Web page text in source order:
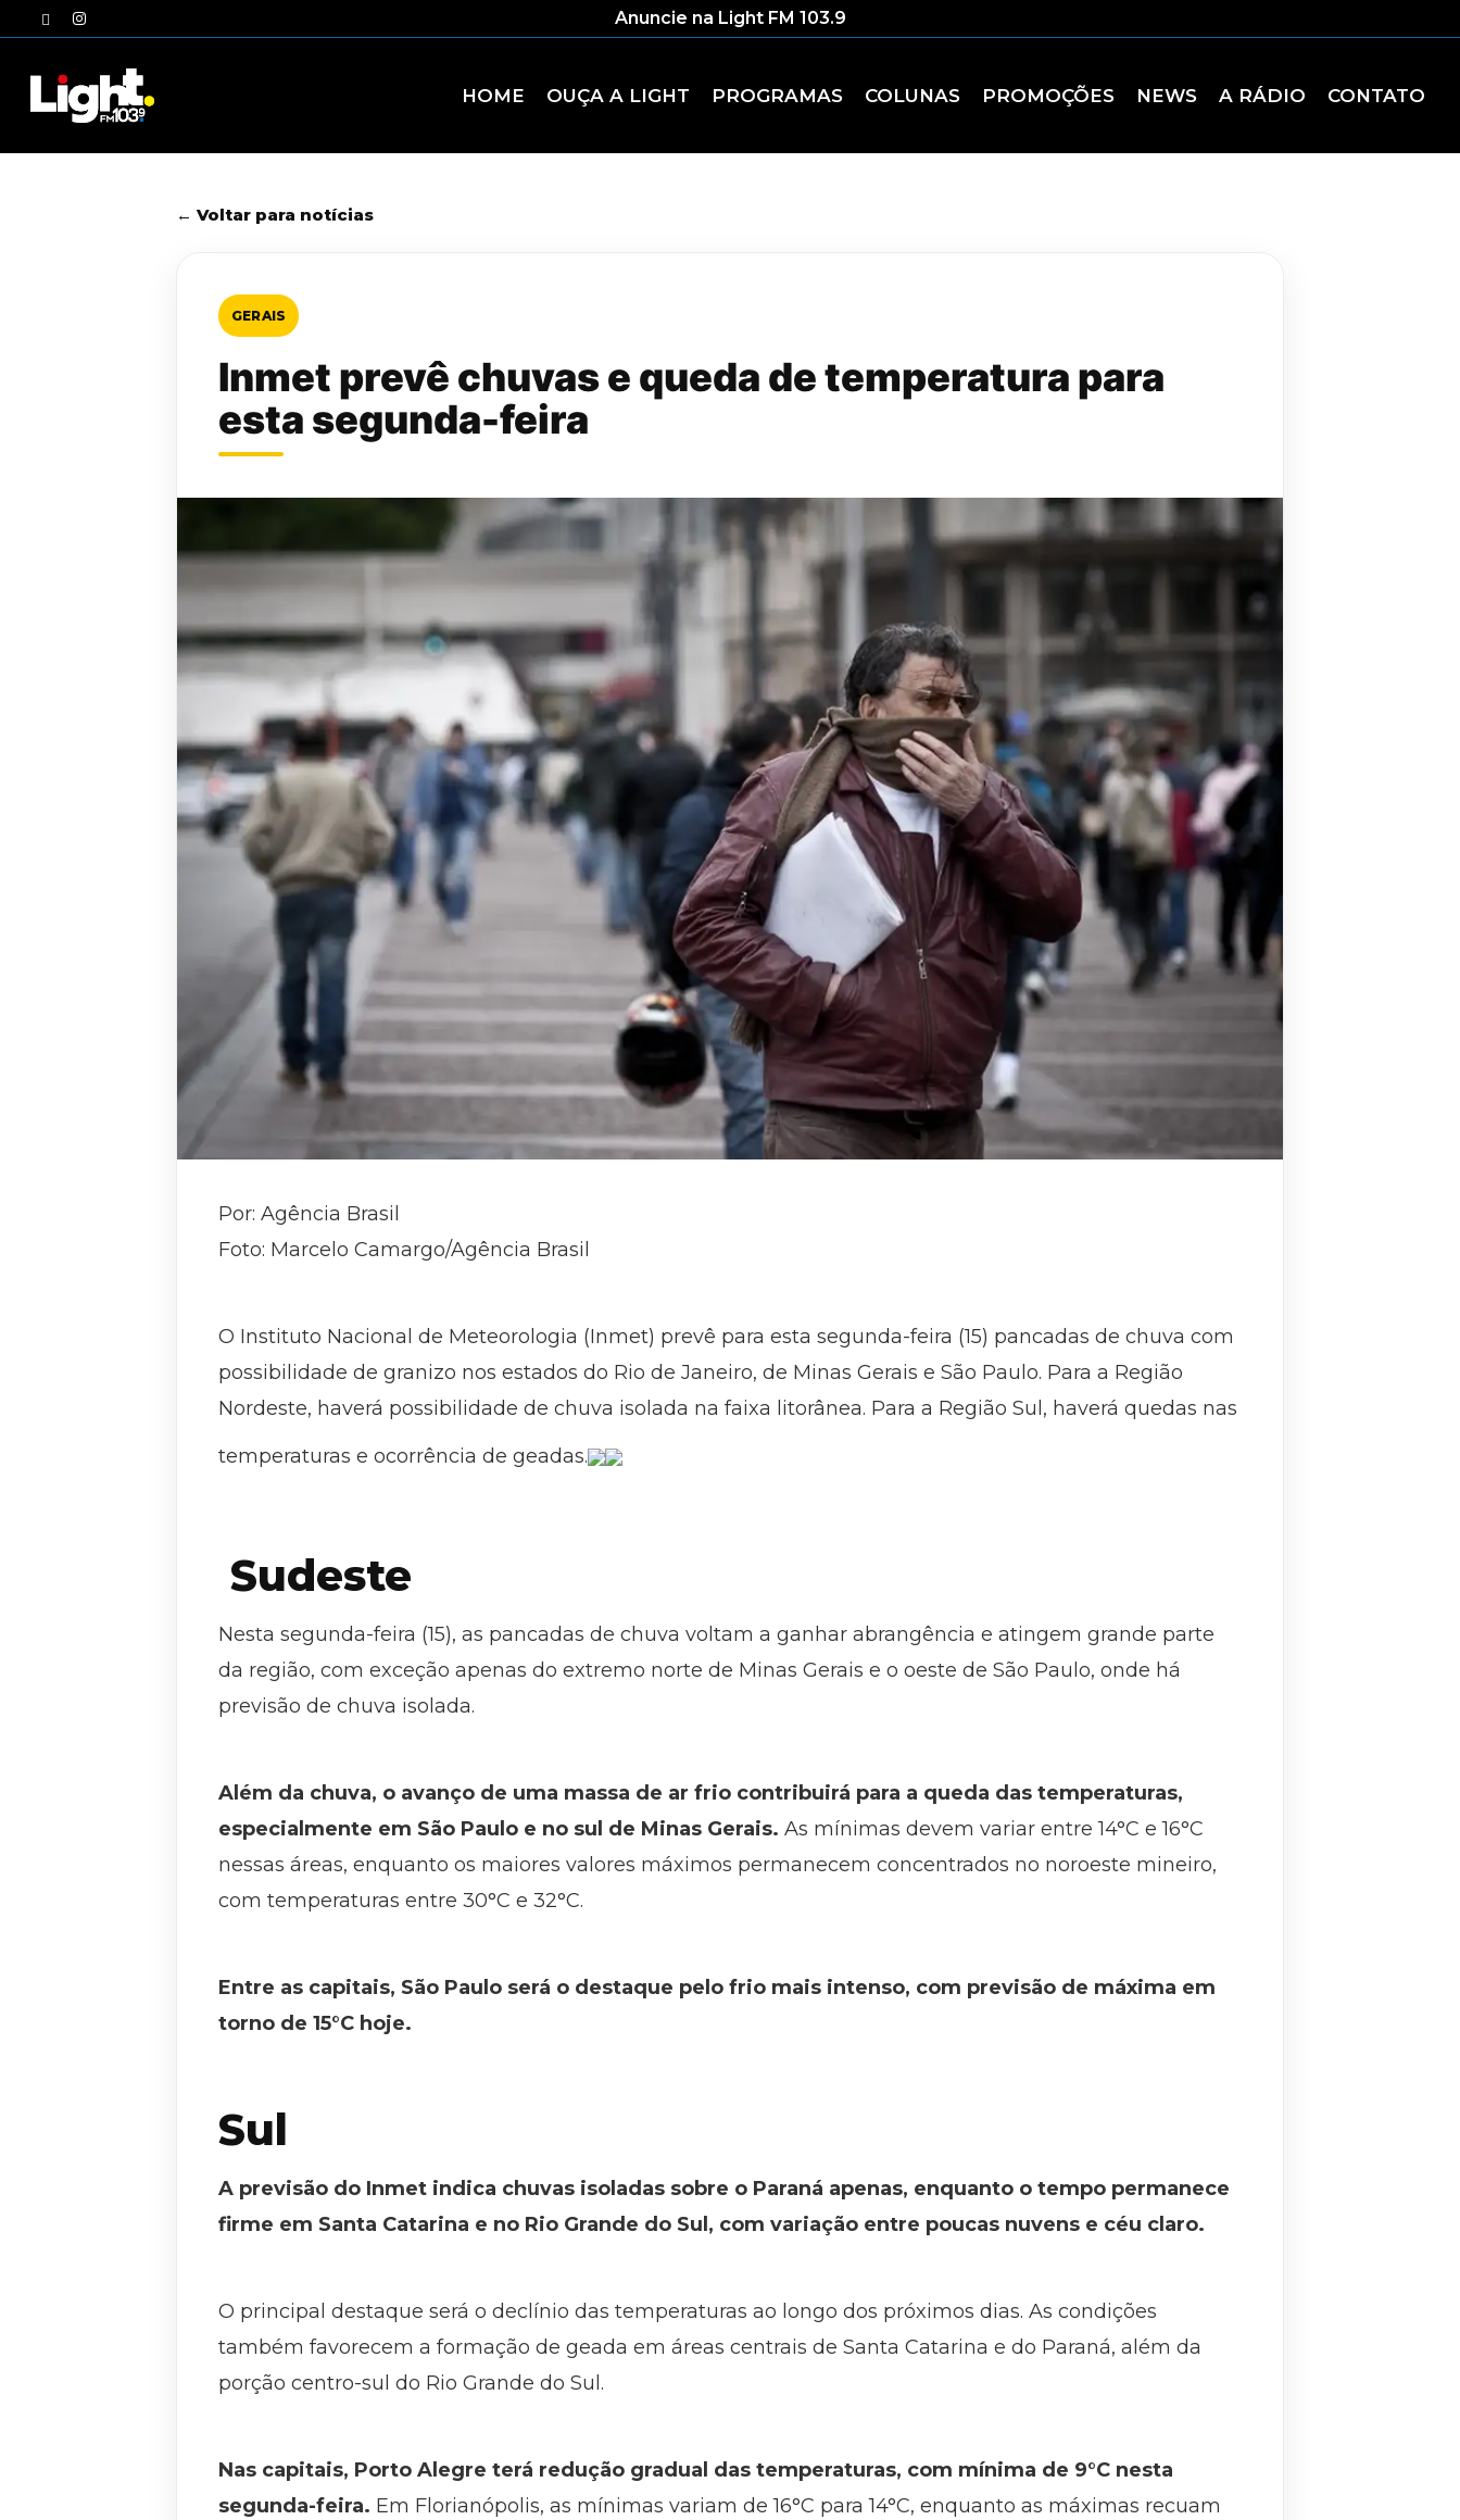
to
twitterinstagram Anuncie na Light FM 103.9
HOME OUÇA A LIGHT PROGRAMAS COLUNAS PROMOÇÕES NEWS A RÁDIO CONTATO
← Voltar para notícias
GERAIS
Inmet prevê chuvas e queda de temperatura para
esta segunda-feira
Por: Agência Brasil
Foto: Marcelo Camargo/Agência Brasil
O Instituto Nacional de Meteorologia (Inmet) prevê para esta segunda-feira (15) pancadas de chuva com
possibilidade de granizo nos estados do Rio de Janeiro, de Minas Gerais e São Paulo. Para a Região
Nordeste, haverá possibilidade de chuva isolada na faixa litorânea. Para a Região Sul, haverá quedas nas
temperaturas e ocorrência de geadas.
Sudeste
Nesta segunda-feira (15), as pancadas de chuva voltam a ganhar abrangência e atingem grande parte
da região, com exceção apenas do extremo norte de Minas Gerais e o oeste de São Paulo, onde há
previsão de chuva isolada.
Além da chuva, o avanço de uma massa de ar frio contribuirá para a queda das temperaturas,
especialmente em São Paulo e no sul de Minas Gerais. As mínimas devem variar entre 14°C e 16°C
nessas áreas, enquanto os maiores valores máximos permanecem concentrados no noroeste mineiro,
com temperaturas entre 30°C e 32°C.
Entre as capitais, São Paulo será o destaque pelo frio mais intenso, com previsão de máxima em
torno de 15°C hoje.
Sul
A previsão do Inmet indica chuvas isoladas sobre o Paraná apenas, enquanto o tempo permanece
firme em Santa Catarina e no Rio Grande do Sul, com variação entre poucas nuvens e céu claro.
O principal destaque será o declínio das temperaturas ao longo dos próximos dias. As condições
também favorecem a formação de geada em áreas centrais de Santa Catarina e do Paraná, além da
porção centro-sul do Rio Grande do Sul.
Nas capitais, Porto Alegre terá redução gradual das temperaturas, com mínima de 9°C nesta
segunda-feira. Em Florianópolis, as mínimas variam de 16°C para 14°C, enquanto as máximas recuam